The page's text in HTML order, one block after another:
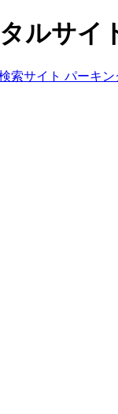
ルサイ
索サイト パーキン